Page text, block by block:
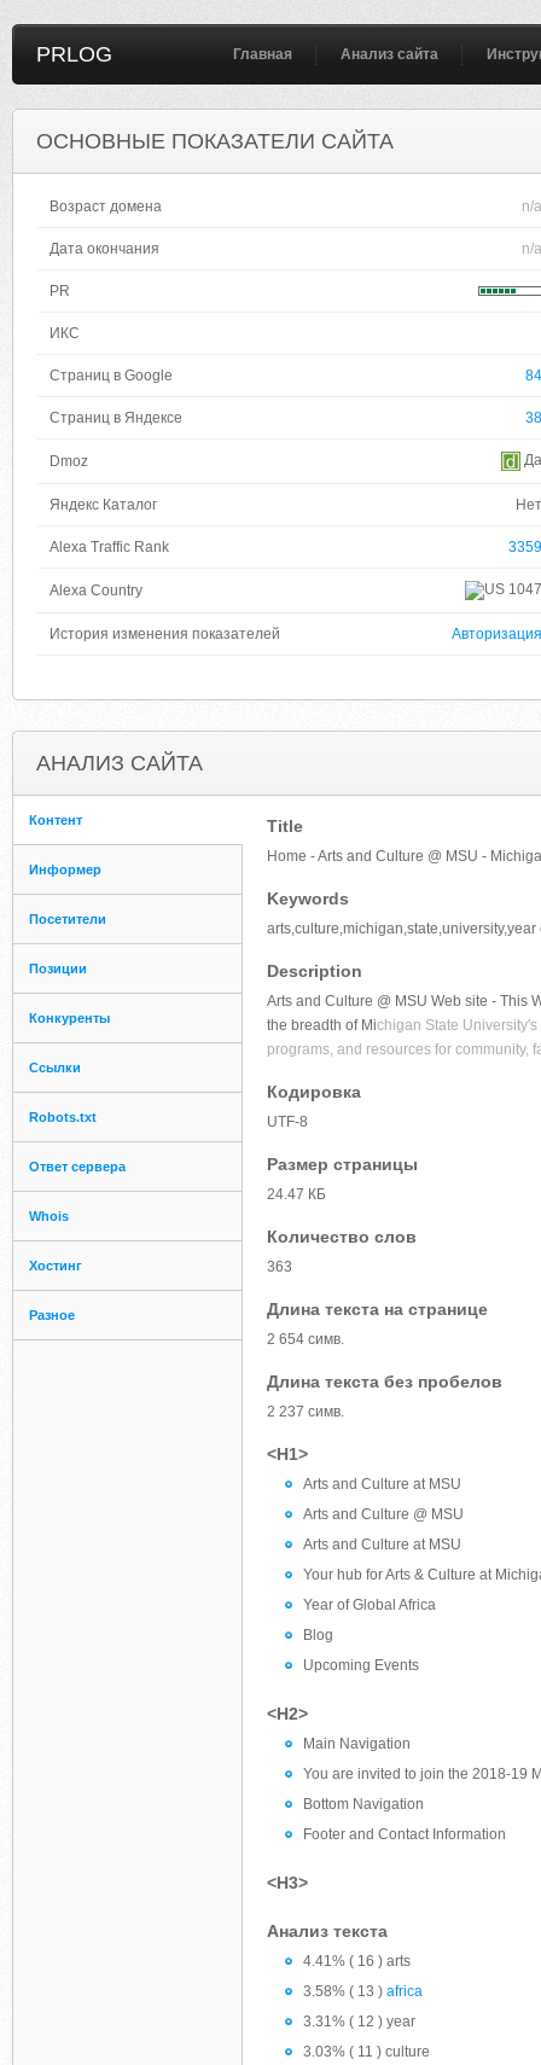
PRLOG Главная Анализ сайта
ОСНОВНЫЕ ПОКАЗАТЕЛИ САЙТА
Возраст домена n/a
Дата окончания n/a
PR
ИКС
Страниц в Google 84
Страниц в Яндексе 38
Dmoz Да
Яндекс Каталог Нет
Alexa Traffic Rank 3359
Alexa Country 1047
История изменения показателей Авторизация
АНАЛИЗ САЙТА
Контент
Информер
Посетители
Позиции
Конкуренты
Ссылки
Robots.txt
Ответ сервера
Whois
Хостинг
Разное
Title
Home - Arts and Culture @ MSU -
Keywords
Description
Arts and Culture @ MSU Web site - This
the breadth of Michigan State
programs, and resources for community,
Кодировка
UTF-8
Размер страницы
24.47 КБ
Количество слов
363
Длина текста на странице
2 654 симв.
Длина текста без пробелов
2 237 симв.
<H1>
Arts and Culture at MSU
Arts and Culture @ MSU
Arts and Culture at MSU
Your hub for Arts & Culture at
Year of Global Africa
Blog
Upcoming Events
<H2>
Main Navigation
You are invited to join the 2018-19
Bottom Navigation
Footer and Contact Information
<H3>
Анализ текста
4.41% ( 16 ) arts
3.58% ( 13 ) africa
3.31% ( 12 ) year
3.03% ( 11 ) culture